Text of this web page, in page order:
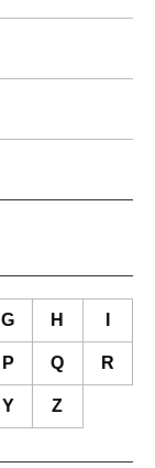
G H
P Q R
Y Z